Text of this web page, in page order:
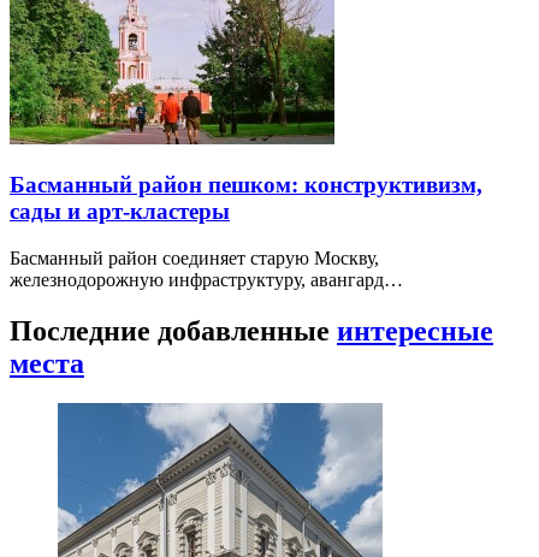
Басманный район пешком: конструктивизм,
сады и арт-кластеры
Басманный район соединяет старую Москву,
железнодорожную инфраструктуру, авангард…
Последние добавленные интересные
места